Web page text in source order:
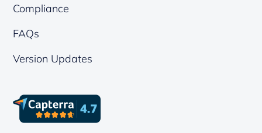
Compliance
FAQs
Version Updates